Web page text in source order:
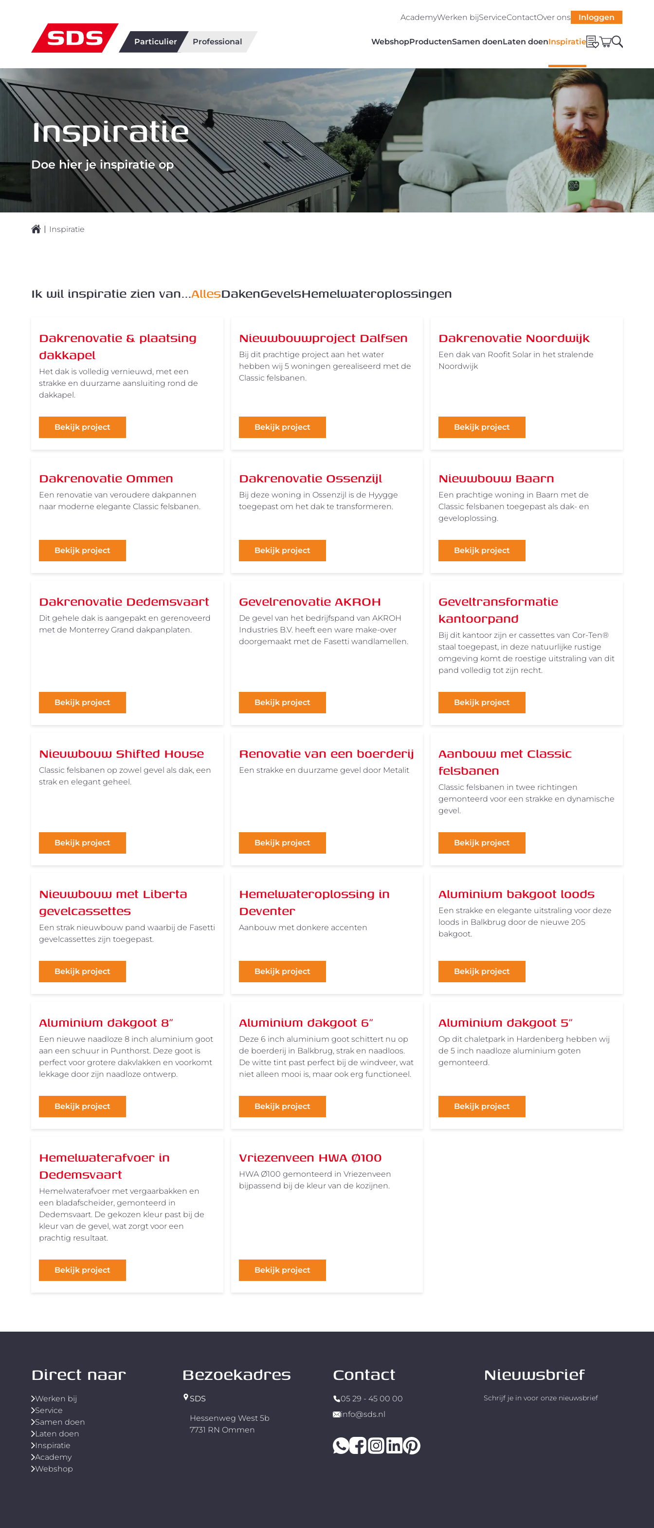
AcademyWerken bijServiceContactOver ons Inloggen
Particulier Professional WebshopProductenSamen doenLaten doenInspiratie
Inspiratie
Doe hier je inspiratie op
| Inspiratie
Ik wil inspiratie zien van...AllesDakenGevelsHemelwateroplossingen
Dakrenovatie & plaatsing
dakkapel
Het dak is volledig vernieuwd, met een
strakke en duurzame aansluiting rond de
dakkapel.
Bekijk project
Nieuwbouwproject Dalfsen
Bij dit prachtige project aan het water
hebben wij 5 woningen gerealiseerd met de
Classic felsbanen.
Bekijk project
Dakrenovatie Noordwijk
Een dak van Roofit Solar in het stralende
Noordwijk
Bekijk project
Dakrenovatie Ommen
Een renovatie van veroudere dakpannen
naar moderne elegante Classic felsbanen.
Bekijk project
Dakrenovatie Ossenzijl
Bij deze woning in Ossenzijl is de Hyygge
toegepast om het dak te transformeren.
Bekijk project
Nieuwbouw Baarn
Een prachtige woning in Baarn met de
Classic felsbanen toegepast als dak- en
geveloplossing.
Bekijk project
Dakrenovatie Dedemsvaart
Dit gehele dak is aangepakt en gerenoveerd
met de Monterrey Grand dakpanplaten.
Bekijk project
Gevelrenovatie AKROH
De gevel van het bedrijfspand van AKROH
Industries B.V. heeft een ware make-over
doorgemaakt met de Fasetti wandlamellen.
Bekijk project
Geveltransformatie
kantoorpand
Bij dit kantoor zijn er cassettes van Cor-Ten®
staal toegepast, in deze natuurlijke rustige
omgeving komt de roestige uitstraling van dit
pand volledig tot zijn recht.
Bekijk project
Nieuwbouw Shifted House
Classic felsbanen op zowel gevel als dak, een
strak en elegant geheel.
Bekijk project
Renovatie van een boerderij
Een strakke en duurzame gevel door Metalit
Bekijk project
Aanbouw met Classic
felsbanen
Classic felsbanen in twee richtingen
gemonteerd voor een strakke en dynamische
gevel.
Bekijk project
Nieuwbouw met Liberta
gevelcassettes
Een strak nieuwbouw pand waarbij de Fasetti
gevelcassettes zijn toegepast.
Bekijk project
Hemelwateroplossing in
Deventer
Aanbouw met donkere accenten
Bekijk project
Aluminium bakgoot loods
Een strakke en elegante uitstraling voor deze
loods in Balkbrug door de nieuwe 205
bakgoot.
Bekijk project
Aluminium dakgoot 8"
Een nieuwe naadloze 8 inch aluminium goot
aan een schuur in Punthorst. Deze goot is
perfect voor grotere dakvlakken en voorkomt
lekkage door zijn naadloze ontwerp.
Bekijk project
Aluminium dakgoot 6"
Deze 6 inch aluminium goot schittert nu op
de boerderij in Balkbrug, strak en naadloos.
De witte tint past perfect bij de windveer, wat
niet alleen mooi is, maar ook erg functioneel.
Bekijk project
Aluminium dakgoot 5"
Op dit chaletpark in Hardenberg hebben wij
de 5 inch naadloze aluminium goten
gemonteerd.
Bekijk project
Hemelwaterafvoer in
Dedemsvaart
Hemelwaterafvoer met vergaarbakken en
een bladafscheider, gemonteerd in
Dedemsvaart. De gekozen kleur past bij de
kleur van de gevel, wat zorgt voor een
prachtig resultaat.
Bekijk project
Vriezenveen HWA Ø100
HWA Ø100 gemonteerd in Vriezenveen
bijpassend bij de kleur van de kozijnen.
Bekijk project
Direct naar
Werken bij
Service
Samen doen
Laten doen
Inspiratie
Academy
Webshop
Bezoekadres
SDS
Hessenweg West 5b
7731 RN Ommen
Contact
05 29 - 45 00 00
info@sds.nl
Nieuwsbrief
Schrijf je in voor onze nieuwsbrief